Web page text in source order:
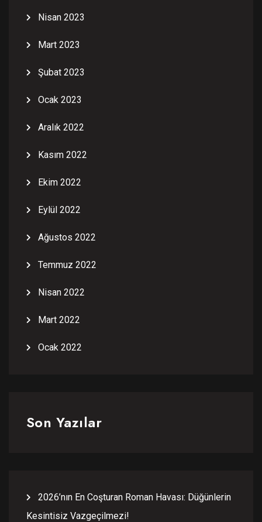
Nisan 2023
Mart 2023
Şubat 2023
Ocak 2023
Aralık 2022
Kasım 2022
Ekim 2022
Eylül 2022
Ağustos 2022
Temmuz 2022
Nisan 2022
Mart 2022
Ocak 2022
Son Yazılar
2026’nın En Coşturan Roman Havası: Düğünlerin
Kesintisiz Vazgeçilmezi!